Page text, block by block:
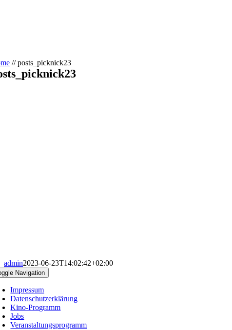
//posts_picknick23
admin2023-06-23T14:02:42+02:00
Navigation
Impressum
Datenschutzerklärung
Kino-Programm
Jobs
Veranstaltungsprogramm